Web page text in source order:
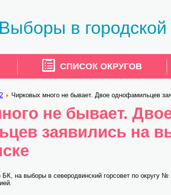
Выборы в городской
СПИСОК ОКРУГОВ
Чирковых много не бывает. Двое однофамильцев
не бывает.
заявились на
БК, на выборы в северодвинский горсовет по округу